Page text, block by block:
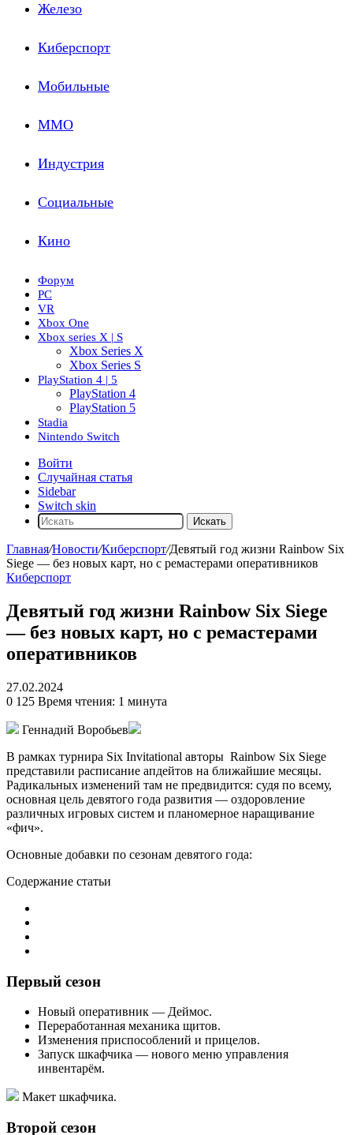
Железо
Киберспорт
Мобильные
ММО
Индустрия
Социальные
Кино
Форум
PC
VR
Xbox One
Xbox series X | S
Xbox Series X
Xbox Series S
PlayStation 4 | 5
PlayStation 4
PlayStation 5
Stadia
Nintendo Switch
Войти
Случайная статья
Sidebar
Switch skin
Искать
Главная/Новости/Киберспорт/Девятый год жизни Rainbow Six
Siege — без новых карт, но с ремастерами оперативников
Киберспорт
Девятый год жизни Rainbow Six Siege
— без новых карт, но с ремастерами
оперативников
27.02.2024
0 125 Время чтения: 1 минута
Геннадий Воробьев
В рамках турнира Six Invitational авторы Rainbow Six Siege
представили расписание апдейтов на ближайшие месяцы.
Радикальных изменений там не предвидится: судя по всему,
основная цель девятого года развития — оздоровление
различных игровых систем и планомерное наращивание
«фич».
Основные добавки по сезонам девятого года:
Содержание статьи
Первый сезон
Новый оперативник — Деймос.
Переработанная механика щитов.
Изменения приспособлений и прицелов.
Запуск шкафчика — нового меню управления
инвентарём.
Макет шкафчика.
Второй сезон